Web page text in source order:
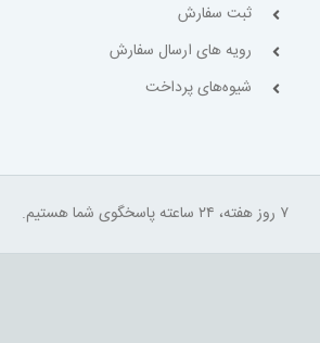
ثبت سفارش
رویه های ارسال سفارش
شیوه‌های پرداخت
۷ روز هفته، ۲۴ ساعته پاسخگوی شما هستیم.